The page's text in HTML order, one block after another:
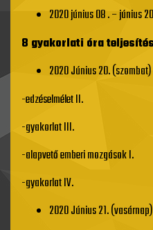
2020 június 08 . – június
8 gyakorlati óra
2020 Június 20.
-edzéselmélet II.
-gyakorlat III.
-alapvető emberi mozgások I.
-gyakorlat IV.
2020 Június 21.